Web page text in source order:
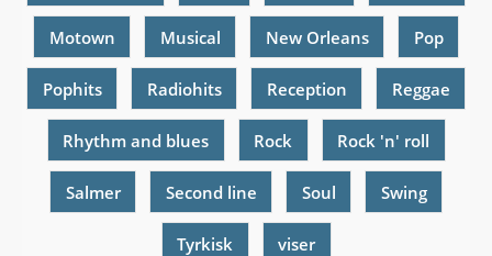
Motown Musical New Orleans Pop
Pophits Radiohits Reception Reggae
Rhythm and blues Rock Rock 'n' roll
Salmer Second line Soul Swing
Tyrkisk viser